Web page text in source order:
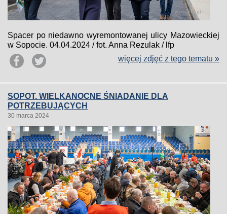
Spacer po niedawno wyremontowanej ulicy Mazowieckiej
w Sopocie. 04.04.2024 / fot. Anna Rezulak / lfp
więcej zdjęć z tego tematu »
SOPOT. WIELKANOCNE ŚNIADANIE DLA
POTRZEBUJĄCYCH
30 marca 2024